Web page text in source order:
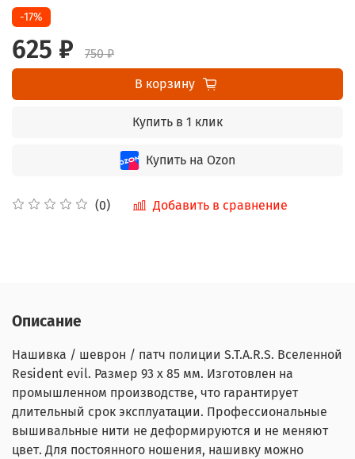
(0) Добавить в сравнение
-17%
625 ₽
750 ₽
В корзину
Купить в 1 клик
Купить на Ozon
Описание
Нашивка / шеврон / патч полиции S.T.A.R.S. Вселенной
Resident evil. Размер 93 x 85 мм. Изготовлен на
промышленном производстве, что гарантирует
длительный срок эксплуатации. Профессиональные
вышивальные нити не деформируются и не меняют
цвет. Для постоянного ношения, нашивку можно